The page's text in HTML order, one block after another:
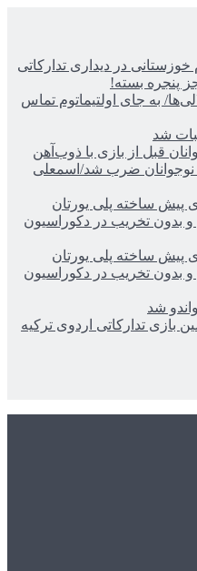
در دیداری تدارکاتی
پنجره بسته!
به جای اولتیماتوم تماس
شد
قبل از بازی با ذوب‌آهن
نوجوانان ضرب شد/اسمعلی
پیش ساخته پلی یورتان
بدون تخریب در دکوراسیون
پیش ساخته پلی یورتان
بدون تخریب در دکوراسیون
شد
بازی تدارکاتی اردوی ترکیه